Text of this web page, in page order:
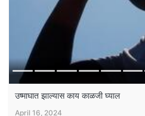
उष्माघात झाल्यास काय काळजी घ्याल
April 16, 2024